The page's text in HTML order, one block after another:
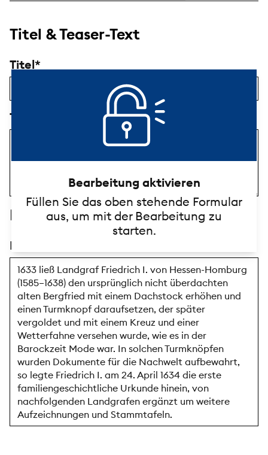
Bearbeitung aktivieren
Füllen Sie das oben stehende Formular
aus, um mit der Bearbeitung zu
starten.
Titel & Teaser-Text
Titel
Teaser-Text
Beschreibung
Beschreibungstext
1633 ließ Landgraf Friedrich I. von Hessen-Homburg
(1585–1638) den ursprünglich nicht überdachten
alten Bergfried mit einem Dachstock erhöhen und
einen Turmknopf daraufsetzen, der später
vergoldet und mit einem Kreuz und einer
Wetterfahne versehen wurde, wie es in der
Barockzeit Mode war. In solchen Turmknöpfen
wurden Dokumente für die Nachwelt aufbewahrt,
so legte Friedrich I. am 24. April 1634 die erste
familiengeschichtliche Urkunde hinein, von
nachfolgenden Landgrafen ergänzt um weitere
Aufzeichnungen und Stammtafeln.